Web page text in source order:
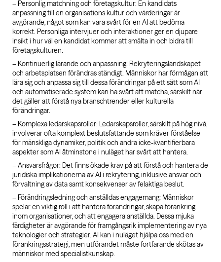
– Personlig matchning och företagskultur: En kandidats
anpassning till en organisations kultur och värderingar är
avgörande, något som kan vara svårt för en AI att bedöma
korrekt. Personliga intervjuer och interaktioner ger en djupare
insikt i hur väl en kandidat kommer att smälta in och bidra till
företagskulturen.
– Kontinuerlig lärande och anpassning: Rekryteringslandskapet
och arbetsplatsen förändras ständigt. Människor har förmågan att
lära sig och anpassa sig till dessa förändringar på ett sätt som AI
och automatiserade system kan ha svårt att matcha, särskilt när
det gäller att förstå nya branschtrender eller kulturella
förändringar.
– Komplexa ledarskapsroller: Ledarskapsroller, särskilt på hög nivå,
involverar ofta komplext beslutsfattande som kräver förståelse
för mänskliga dynamiker, politik och andra icke-kvantifierbara
aspekter som AI åtminstone i nuläget har svårt att hantera.
– Ansvarsfrågor: Det finns ökade krav på att förstå och hantera de
juridiska implikationerna av AI i rekrytering, inklusive ansvar och
förvaltning av data samt konsekvenser av felaktiga beslut.
– Förändringsledning och anställdas engagemang: Människor
spelar en viktig roll i att hantera förändringar, skapa förankring
inom organisationer, och att engagera anställda. Dessa mjuka
färdigheter är avgörande för framgångsrik implementering av nya
teknologier och strategier. AI kan i nuläget hjälpa oss med en
förankringsstrategi, men utförandet måste fortfarande skötas av
människor med specialistkunskap.